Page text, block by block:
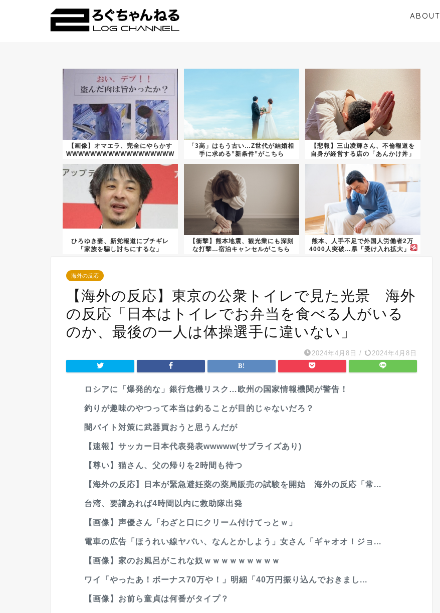
ABOUT
【画像】オマエラ、完全にやらかす
WWWWWWWWWWWWWWWWWW
「3高」はもう古い…Z世代が結婚相
手に求める”新条件”がこちら
【悲報】三山凌輝さん、不倫報道を
自身が経営する店の「あんかけ丼」
ひろゆき妻、新党報道にブチギレ
「家族を騙し討ちにするな」
【衝撃】熊本地震、観光業にも深刻
な打撃…宿泊キャンセルがこちら
熊本、人手不足で外国人労働者2万
4000人突破…県「受け入れ拡大」へ
海外の反応
【海外の反応】東京の公衆トイレで見た光景 海外
の反応「日本はトイレでお弁当を食べる人がいる
のか、最後の一人は体操選手に違いない」
2024年4月8日 / 2024年4月8日
ロシアに「爆発的な」銀行危機リスク…欧州の国家情報機関が警告！
釣りが趣味のやつって本当は釣ることが目的じゃないだろ？
闇バイト対策に武器買おうと思うんだが
【速報】サッカー日本代表発表wwwww(サプライズあり)
【尊い】猫さん、父の帰りを2時間も待つ
【海外の反応】日本が緊急避妊薬の薬局販売の試験を開始 海外の反応「常...
台湾、要請あれば4時間以内に救助隊出発
【画像】声優さん「わざと口にクリーム付けてっとｗ」
電車の広告「ほうれい線ヤバい、なんとかしよう」女さん「ギャオオ！ジョ...
【画像】家のお風呂がこれな奴ｗｗｗｗｗｗｗｗｗ
ワイ「やったあ！ボーナス70万や！」明細「40万円振り込んでおきまし...
【画像】お前ら童貞は何番がタイプ？